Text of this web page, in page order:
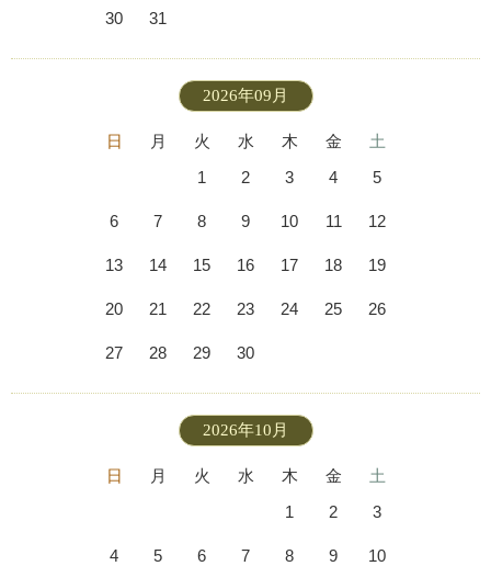
30 31
2026年09月
日 月 火 水 木 金
土
1
2 3 4 5
6 7 8 9 10 11 12
13 14 15 16 17 18 19
20 21 22 23 24 25 26
27 28 29 30
2026年10月
日 月 火 水 木 金
土
1
2 3
4 5 6 7 8 9 10